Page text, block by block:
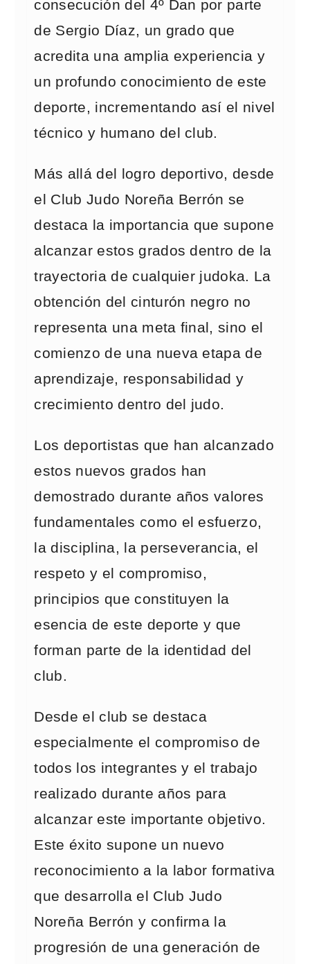
consecución del 4º Dan por parte
de Sergio Díaz, un grado que
acredita una amplia experiencia y
un profundo conocimiento de este
deporte, incrementando así el nivel
técnico y humano del club.
Más allá del logro deportivo, desde
el Club Judo Noreña Berrón se
destaca la importancia que supone
alcanzar estos grados dentro de la
trayectoria de cualquier judoka. La
obtención del cinturón negro no
representa una meta final, sino el
comienzo de una nueva etapa de
aprendizaje, responsabilidad y
crecimiento dentro del judo.
Los deportistas que han alcanzado
estos nuevos grados han
demostrado durante años valores
fundamentales como el esfuerzo,
la disciplina, la perseverancia, el
respeto y el compromiso,
principios que constituyen la
esencia de este deporte y que
forman parte de la identidad del
club.
Desde el club se destaca
especialmente el compromiso de
todos los integrantes y el trabajo
realizado durante años para
alcanzar este importante objetivo.
Este éxito supone un nuevo
reconocimiento a la labor formativa
que desarrolla el Club Judo
Noreña Berrón y confirma la
progresión de una generación de